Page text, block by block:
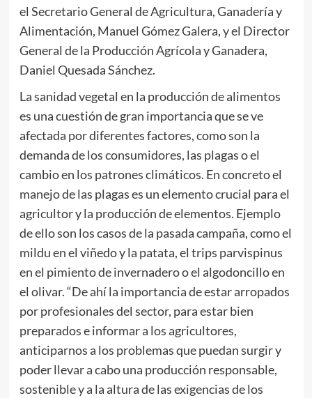
el Secretario General de Agricultura, Ganadería y
Alimentación, Manuel Gómez Galera, y el Director
General de la Producción Agrícola y Ganadera,
Daniel Quesada Sánchez.
La sanidad vegetal en la producción de alimentos
es una cuestión de gran importancia que se ve
afectada por diferentes factores, como son la
demanda de los consumidores, las plagas o el
cambio en los patrones climáticos. En concreto el
manejo de las plagas es un elemento crucial para el
agricultor y la producción de elementos. Ejemplo
de ello son los casos de la pasada campaña, como el
mildu en el viñedo y la patata, el trips parvispinus
en el pimiento de invernadero o el algodoncillo en
el olivar. “De ahí la importancia de estar arropados
por profesionales del sector, para estar bien
preparados e informar a los agricultores,
anticiparnos a los problemas que puedan surgir y
poder llevar a cabo una producción responsable,
sostenible y a la altura de las exigencias de los